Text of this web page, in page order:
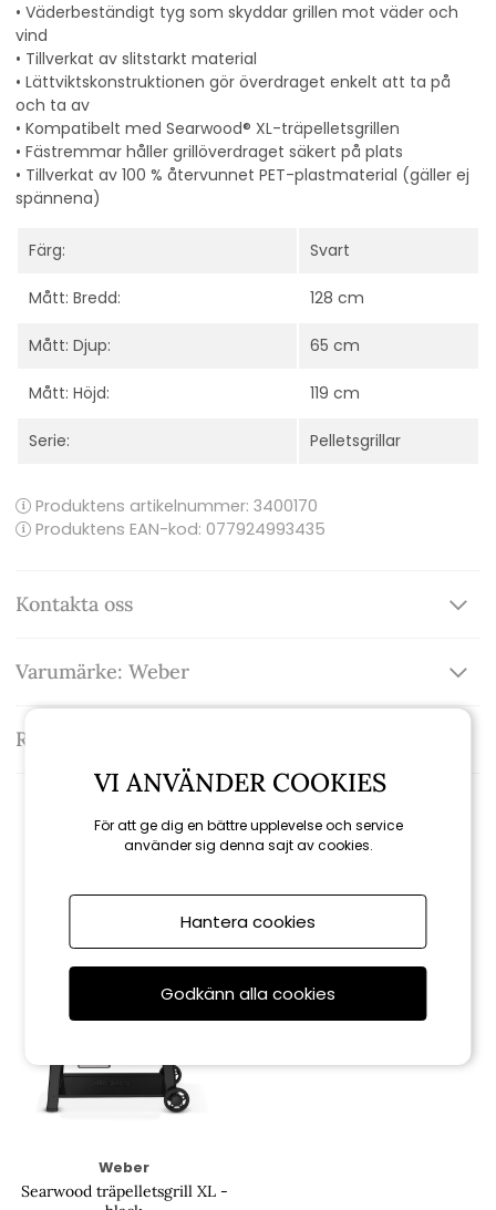
• Väderbeständigt tyg som skyddar grillen mot väder och
vind
• Tillverkat av slitstarkt material
• Lättviktskonstruktionen gör överdraget enkelt att ta på
och ta av
• Kompatibelt med Searwood® XL-träpelletsgrillen
• Fästremmar håller grillöverdraget säkert på plats
• Tillverkat av 100 % återvunnet PET-plastmaterial (gäller ej
spännena)
Färg: Svart
Mått: Bredd: 128 cm
Mått: Djup: 65 cm
Mått: Höjd: 119 cm
Serie: Pelletsgrillar
Produktens artikelnummer: 3400170
Produktens EAN-kod: 077924993435
Kontakta oss
Varumärke: Weber
Recensioner
Relaterade produkter
Weber
Searwood träpelletsgrill XL -
VI ANVÄNDER COOKIES
För att ge dig en bättre upplevelse och service
använder sig denna sajt av cookies.
Hantera cookies
Godkänn alla cookies